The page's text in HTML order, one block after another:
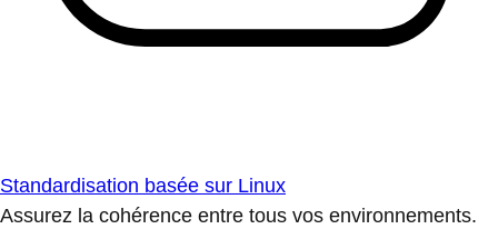
Standardisation basée sur Linux
Assurez la cohérence entre tous vos environnements.